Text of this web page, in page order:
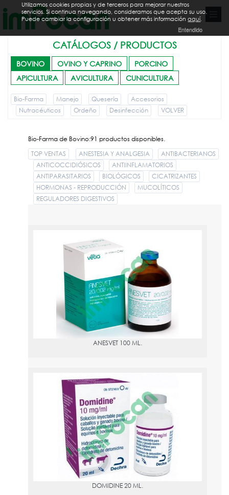
CATÁLOGOS / PRODUCTOS
BOVINO OVINO Y CAPRINO
PORCINO
APICULTURA
AVICULTURA CUNICULTURA
Bio-Farma Manejo Quesería
Accesorios
Nutracéuticos
Ordeño Desinfección VOLVER
Bio-Farma de Bovino:91 productos disponibles.
TOP VENTAS
ANESTESIA Y ANALGESIA
ANTIBACTERIANOS
ANTICOCCIDIÓSICOS
ANTIINFLAMATORIOS
ANTIPARASITARIOS
BIOLÓGICOS
CICATRIZANTES
HORMONAS - REPRODUCCIÓN
MUCOLÍTICOS
REGULADORES DIGESTIVOS
ANESVET 100 ML.
ANESVET 100 ML.
DOMIDINE 20 ML.
116.19
DOMIDINE 20 ML.
Utilizamos cookies propias y de terceros para mejorar nuestros
servicios. Si continua navegando, consideramos que acepta su uso.
Puede cambiar la configuración u obtener más informaciónaquí.
Entendido